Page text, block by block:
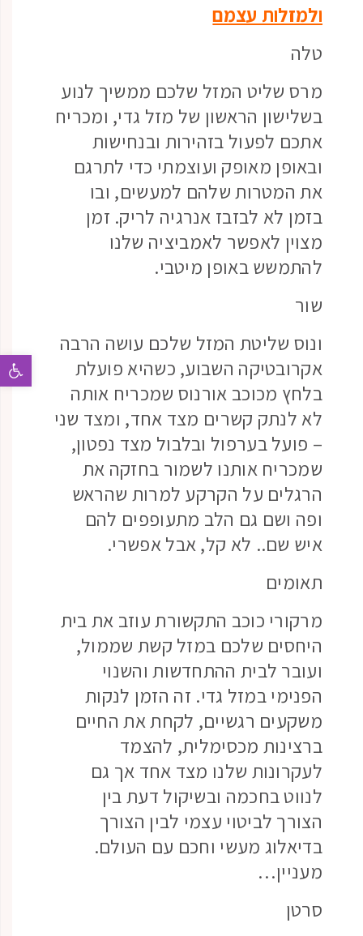
ולמזלות עצמם
טלה
מרס שליט המזל שלכם ממשיך לנוע
בשלישון הראשון של מזל גדי, ומכריח
אתכם לפעול בזהירות ובנחישות
ובאופן מאופק ועוצמתי כדי לתרגם
את המטרות שלהם למעשים, ובו
בזמן לא לבזבז אנרגיה לריק. זמן
מצוין לאפשר לאמביציה שלנו
להתמשש באופן מיטבי.
שור
ונוס שליטת המזל שלכם עושה הרבה
אקרובטיקה השבוע, כשהיא פועלת
בלחץ מכוכב אורנוס שמכריח אותה
לא לנתק קשרים מצד אחד, ומצד שני
– פועל בערפול ובלבול מצד נפטון,
שמכריח אותנו לשמור בחזקה את
הרגלים על הקרקע למרות שהראש
ופה ושם גם הלב מתעופפים להם
איש שם.. לא קל, אבל אפשרי.
תאומים
מרקורי כוכב התקשורת עוזב את בית
היחסים שלכם במזל קשת שממול,
ועובר לבית ההתחדשות והשנוי
הפנימי במזל גדי. זה הזמן לנקות
משקעים רגשיים, לקחת את החיים
ברצינות מכסימלית, להצמד
לעקרונות שלנו מצד אחד אך גם
לנווט בחכמה ובשיקול דעת בין
הצורך לביטוי עצמי לבין הצורך
בדיאלוג מעשי וחכם עם העולם.
מעניין…
סרטן